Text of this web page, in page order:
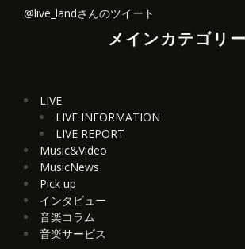
@live_landさんのツイート
メインカテゴリー
LIVE
LIVE INFORMATION
LIVE REPORT
Music&Video
MusicNews
Pick up
インタビュー
音楽コラム
音楽サービス